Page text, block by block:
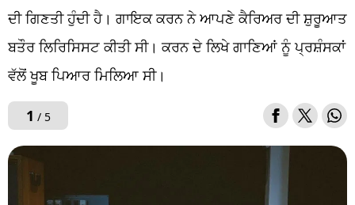
ਦੀ ਗਿਣਤੀ ਹੁੰਦੀ ਹੈ। ਗਾਇਕ ਕਰਨ ਨੇ ਆਪਣੇ ਕੈਰਿਅਰ ਦੀ ਸ਼ੁਰੂਆਤ
ਬਤੌਰ ਲਿਰਿਸਿਸਟ ਕੀਤੀ ਸੀ। ਕਰਨ ਦੇ ਲਿਖੇ ਗਾਣਿਆਂ ਨੂੰ ਪ੍ਰਸ਼ੰਸਕਾਂ
ਵੱਲੋਂ ਖੂਬ ਪਿਆਰ ਮਿਲਿਆ ਸੀ।
1 / 5